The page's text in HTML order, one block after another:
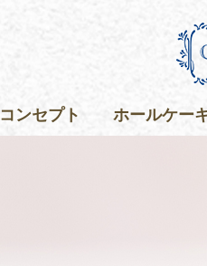
コンセプト ホールケー